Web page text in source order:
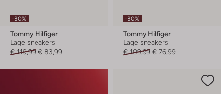
-30%
Tommy Hilfiger
Lage sneakers
€ 119,99 € 83,99
-30%
Tommy Hilfiger
Lage sneakers
€ 109,99 € 76,99